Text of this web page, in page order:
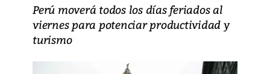
Perú moverá todos los días feriados al
viernes para potenciar productividad y
turismo